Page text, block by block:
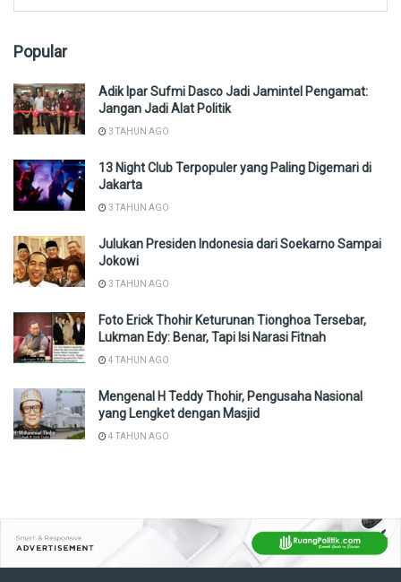
Popular
Adik Ipar Sufmi Dasco Jadi Jamintel Pengamat:
Jangan Jadi Alat Politik
3 TAHUN AGO
13 Night Club Terpopuler yang Paling Digemari di
Jakarta
3 TAHUN AGO
Julukan Presiden Indonesia dari Soekarno Sampai
Jokowi
3 TAHUN AGO
Foto Erick Thohir Keturunan Tionghoa Tersebar,
Lukman Edy: Benar, Tapi Isi Narasi Fitnah
4 TAHUN AGO
Mengenal H Teddy Thohir, Pengusaha Nasional
yang Lengket dengan Masjid
4 TAHUN AGO